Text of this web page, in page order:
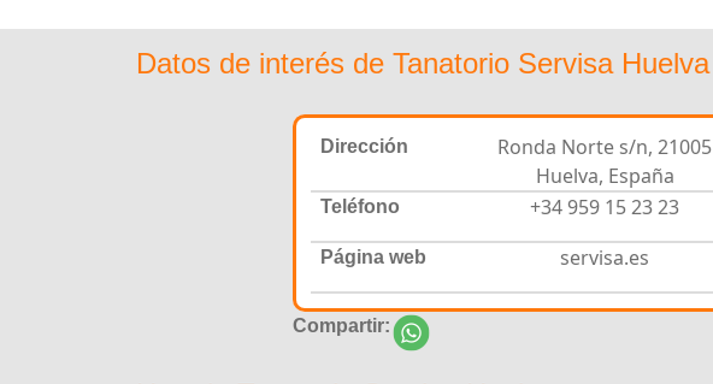
Datos de interés de Tanatorio Servisa Huelva
Dirección
Ronda Norte s/n, 21005
Huelva, España
Teléfono +34 959 15 23 23
Página web servisa.es
Compartir: